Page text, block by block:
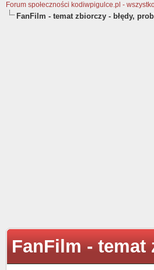
Forum społeczności kodiwpigulce.pl -
FanFilm - temat zbiorczy - błędy,
FanFilm - temat